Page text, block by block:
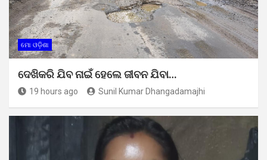
ମୋ ଓଡ଼ିଶା
ଦେଖିକରି ଯିବ ନାଇଁ ହେଲେ ଜୀବନ ଯିବା…
19 hours ago Sunil Kumar Dhangadamajhi